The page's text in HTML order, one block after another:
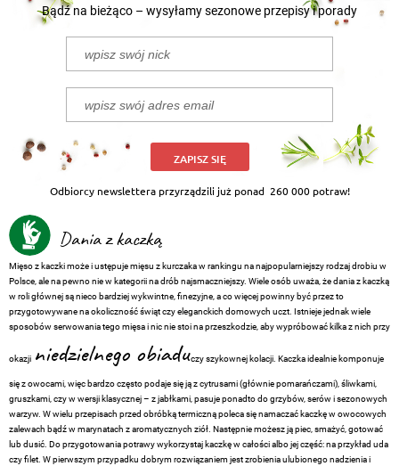
Bądź na bieżąco – wysyłamy sezonowe przepisy i porady
ZAPISZ SIĘ
Odbiorcy newslettera przyrządzili już ponad 260 000 potraw!
Dania z kaczką
Mięso z kaczki może i ustępuje mięsu z kurczaka w rankingu na najpopularniejszy rodzaj drobiu w
Polsce, ale na pewno nie w kategorii na drób najsmaczniejszy. Wiele osób uważa, że dania z kaczką
w roli głównej są nieco bardziej wykwintne, finezyjne, a co więcej powinny być przez to
przygotowywane na okoliczność świąt czy eleganckich domowych uczt. Istnieje jednak wiele
sposobów serwowania tego mięsa i nic nie stoi na przeszkodzie, aby wypróbować kilka z nich przy
okazji niedzielnego obiaduczy szykownej kolacji. Kaczka idealnie komponuje
się z owocami, więc bardzo często podaje się ją z cytrusami (głównie pomarańczami), śliwkami,
gruszkami, czy w wersji klasycznej – z jabłkami, pasuje ponadto do grzybów, serów i sezonowych
warzyw. W wielu przepisach przed obróbką termiczną poleca się namaczać kaczkę w owocowych
zalewach bądź w marynatach z aromatycznych ziół. Następnie możesz ją piec, smażyć, gotować
lub dusić. Do przygotowania potrawy wykorzystaj kaczkę w całości albo jej część: na przykład uda
czy filet. W pierwszym przypadku dobrym rozwiązaniem jest zrobienia ulubionego nadzienia i